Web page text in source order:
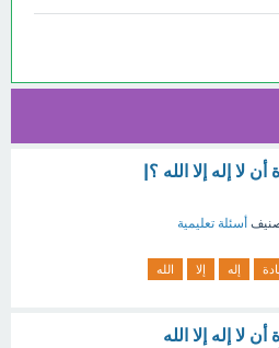
لا إله إلا الله ؟|
أسئلة تعليمية
إله إلا الله
لا إله إلا الله